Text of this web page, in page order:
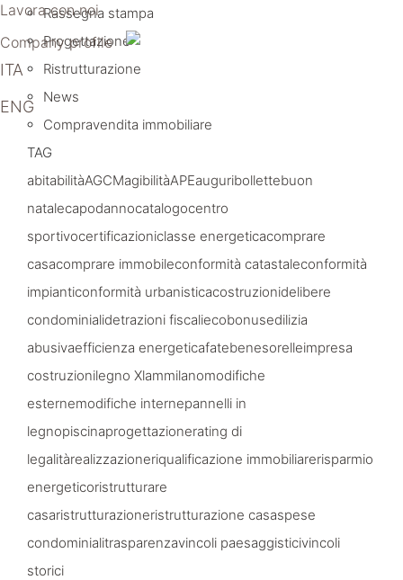
Lavora con noi
Company profile
ITA
ENG
Rassegna stampa
Progettazione
Ristrutturazione
News
Compravendita immobiliare
TAG
abitabilitàAGCMagibilitàAPEauguribollettebuon
natalecapodannocatalogocentro
sportivocertificazioniclasse energeticacomprare
casacomprare immobileconformità catastaleconformità
impianticonformità urbanisticacostruzionidelibere
condominialidetrazioni fiscaliecobonusedilizia
abusivaefficienza energeticafatebenesorelleimpresa
costruzionilegno Xlammilanomodifiche
esternemodifiche internepannelli in
legnopiscinaprogettazionerating di
legalitàrealizzazioneriqualificazione immobiliarerisparmio
energeticoristrutturare
casaristrutturazioneristrutturazione casaspese
condominialitrasparenzavincoli paesaggisticivincoli
storici